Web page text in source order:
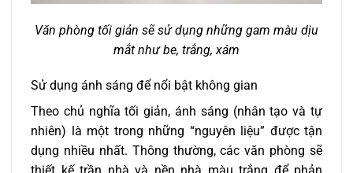
Văn phòng tối giản sẽ sử dụng những gam màu dịu
mắt như be, trắng, xám
Sử dụng ánh sáng để nổi bật không gian
Theo chủ nghĩa tối giản, ánh sáng (nhân tạo và tự
nhiên) là một trong những “nguyên liệu” được tận
dụng nhiều nhất. Thông thường, các văn phòng sẽ